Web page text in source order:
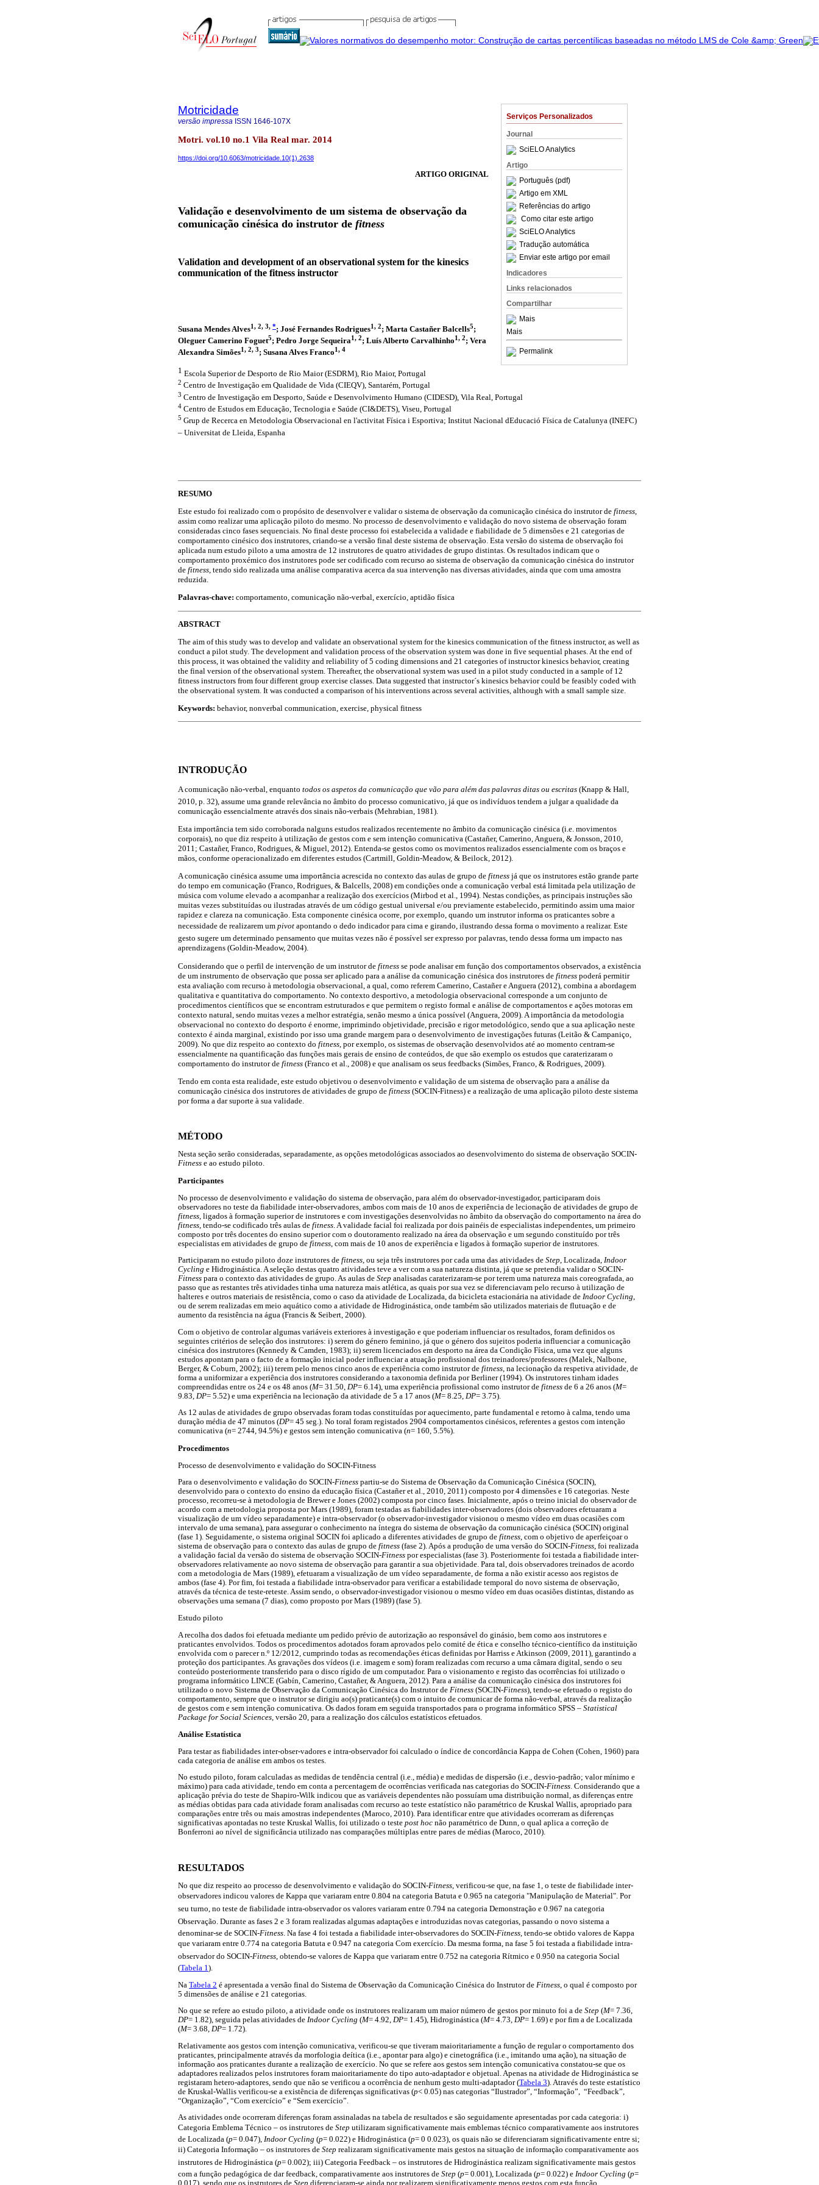
Serviços Personalizados
Journal
SciELO Analytics
Artigo
Português (pdf)
Artigo em XML
Referências do artigo
Como citar este artigo
SciELO Analytics
Tradução automática
Enviar este artigo por email
Indicadores
Links relacionados
Compartilhar
Mais
Mais
Permalink
Motricidade
versão impressa ISSN 1646-107X
Motri. vol.10 no.1 Vila Real mar. 2014
https://doi.org/10.6063/motricidade.10(1).2638
ARTIGO ORIGINAL
Validação e desenvolvimento de um sistema de observação da
comunicação cinésica do instrutor de fitness
Validation and development of an observational system for the kinesics
communication of the fitness instructor
Susana Mendes Alves1, 2, 3, *; José Fernandes Rodrigues1, 2; Marta Castañer Balcells5;
Oleguer Camerino Foguet5; Pedro Jorge Sequeira1, 2; Luís Alberto Carvalhinho1, 2; Vera
Alexandra Simões1, 2, 3; Susana Alves Franco1, 4
1 Escola Superior de Desporto de Rio Maior (ESDRM), Rio Maior, Portugal
2 Centro de Investigação em Qualidade de Vida (CIEQV), Santarém, Portugal
3 Centro de Investigação em Desporto, Saúde e Desenvolvimento Humano (CIDESD), Vila Real, Portugal
4 Centro de Estudos em Educação, Tecnologia e Saúde (CI&DETS), Viseu, Portugal
5 Grup de Recerca en Metodologia Observacional en l'activitat Física i Esportiva; Institut Nacional dEducació Física de Catalunya (INEFC)
– Universitat de Lleida, Espanha
RESUMO
Este estudo foi realizado com o propósito de desenvolver e validar o sistema de observação da comunicação cinésica do instrutor de fitness,
assim como realizar uma aplicação piloto do mesmo. No processo de desenvolvimento e validação do novo sistema de observação foram
consideradas cinco fases sequenciais. No final deste processo foi estabelecida a validade e fiabilidade de 5 dimensões e 21 categorias de
comportamento cinésico dos instrutores, criando-se a versão final deste sistema de observação. Esta versão do sistema de observação foi
aplicada num estudo piloto a uma amostra de 12 instrutores de quatro atividades de grupo distintas. Os resultados indicam que o
comportamento proxémico dos instrutores pode ser codificado com recurso ao sistema de observação da comunicação cinésica do instrutor
de fitness, tendo sido realizada uma análise comparativa acerca da sua intervenção nas diversas atividades, ainda que com uma amostra
reduzida.
Palavras-chave: comportamento, comunicação não-verbal, exercício, aptidão física
ABSTRACT
The aim of this study was to develop and validate an observational system for the kinesics communication of the fitness instructor, as well as
conduct a pilot study. The development and validation process of the observation system was done in five sequential phases. At the end of
this process, it was obtained the validity and reliability of 5 coding dimensions and 21 categories of instructor kinesics behavior, creating
the final version of the observational system. Thereafter, the observational system was used in a pilot study conducted in a sample of 12
fitness instructors from four different group exercise classes. Data suggested that instructor´s kinesics behavior could be feasibly coded with
the observational system. It was conducted a comparison of his interventions across several activities, although with a small sample size.
Keywords: behavior, nonverbal communication, exercise, physical fitness
INTRODUÇÃO
A comunicação não-verbal, enquanto  todos os aspetos da comunicação que vão para além das palavras ditas ou escritas  (Knapp & Hall,
2010, p. 32), assume uma grande relevância no âmbito do processo comunicativo, já que os indivíduos tendem a julgar a qualidade da
comunicação essencialmente através dos sinais não-verbais (Mehrabian, 1981).
Esta importância tem sido corroborada nalguns estudos realizados recentemente no âmbito da comunicação cinésica (i.e. movimentos
corporais), no que diz respeito à utilização de gestos com e sem intenção comunicativa (Castañer, Camerino, Anguera, & Jonsson, 2010,
2011; Castañer, Franco, Rodrigues, & Miguel, 2012). Entenda-se gestos como os movimentos realizados essencialmente com os braços e
mãos, conforme operacionalizado em diferentes estudos (Cartmill, Goldin-Meadow, & Beilock, 2012).
A comunicação cinésica assume uma importância acrescida no contexto das aulas de grupo de fitness já que os instrutores estão grande parte
do tempo em comunicação (Franco, Rodrigues, & Balcells, 2008) em condições onde a comunicação verbal está limitada pela utilização de
música com volume elevado a acompanhar a realização dos exercícios (Mirbod et al., 1994). Nestas condições, as principais instruções são
muitas vezes substituídas ou ilustradas através de um código gestual universal e/ou previamente estabelecido, permitindo assim uma maior
rapidez e clareza na comunicação. Esta componente cinésica ocorre, por exemplo, quando um instrutor informa os praticantes sobre a
necessidade de realizarem um  pivot  apontando o dedo indicador para cima e girando, ilustrando dessa forma o movimento a realizar. Este
gesto sugere um determinado pensamento que muitas vezes não é possível ser expresso por palavras, tendo dessa forma um impacto nas
aprendizagens (Goldin-Meadow, 2004).
Considerando que o perfil de intervenção de um instrutor de fitness se pode analisar em função dos comportamentos observados, a existência
de um instrumento de observação que possa ser aplicado para a análise da comunicação cinésica dos instrutores de fitness poderá permitir
esta avaliação com recurso à metodologia observacional, a qual, como referem Camerino, Castañer e Anguera (2012), combina a abordagem
qualitativa e quantitativa do comportamento. No contexto desportivo, a metodologia observacional corresponde a um conjunto de
procedimentos científicos que se encontram estruturados e que permitem o registo formal e análise de comportamentos e ações motoras em
contexto natural, sendo muitas vezes a melhor estratégia, senão mesmo a única possível (Anguera, 2009). A importância da metodologia
observacional no contexto do desporto é enorme, imprimindo objetividade, precisão e rigor metodológico, sendo que a sua aplicação neste
contexto é ainda marginal, existindo por isso uma grande margem para o desenvolvimento de investigações futuras (Leitão & Campaniço,
2009). No que diz respeito ao contexto do fitness , por exemplo, os sistemas de observação desenvolvidos até ao momento centram-se
essencialmente na quantificação das funções mais gerais de ensino de conteúdos, de que são exemplo os estudos que caraterizaram o
comportamento do instrutor de fitness (Franco et al., 2008) e que analisam os seus feedbacks (Simões, Franco, & Rodrigues, 2009).
Tendo em conta esta realidade, este estudo objetivou o desenvolvimento e validação de um sistema de observação para a análise da
comunicação cinésica dos instrutores de atividades de grupo de fitness (SOCIN-Fitness) e a realização de uma aplicação piloto deste sistema
por forma a dar suporte à sua validade.
MÉTODO
Nesta seção serão consideradas, separadamente, as opções metodológicas associados ao desenvolvimento do sistema de observação SOCIN-
Fitness e ao estudo piloto.
Participantes
No processo de desenvolvimento e validação do sistema de observação, para além do observador-investigador, participaram dois
observadores no teste da fiabilidade inter-observadores, ambos com mais de 10 anos de experiência de lecionação de atividades de grupo de
fitness , ligados à formação superior de instrutores e com investigações desenvolvidas no âmbito da observação do comportamento na área do
fitness , tendo-se codificado três aulas de fitness . A validade facial foi realizada por dois painéis de especialistas independentes, um primeiro
composto por três docentes do ensino superior com o doutoramento realizado na área da observação e um segundo constituído por três
especialistas em atividades de grupo de fitness , com mais de 10 anos de experiência e ligados à formação superior de instrutores.
Participaram no estudo piloto doze instrutores de fitness, ou seja três instrutores por cada uma das atividades de Step, Localizada, Indoor
Cycling e Hidroginástica. A seleção destas quatro atividades teve a ver com a sua natureza distinta, já que se pretendia validar o SOCIN-
Fitness para o contexto das atividades de grupo. As aulas de Step analisadas caraterizaram-se por terem uma natureza mais coreografada, ao
passo que as restantes três atividades tinha uma natureza mais atlética, as quais por sua vez se diferenciavam pelo recurso à utilização de
halteres e outros materiais de resistência, como o caso da atividade de Localizada, da bicicleta estacionária na atividade de Indoor Cycling,
ou de serem realizadas em meio aquático como a atividade de Hidroginástica, onde também são utilizados materiais de flutuação e de
aumento da resistência na água (Francis & Seibert, 2000).
Com o objetivo de controlar algumas variáveis exteriores à investigação e que poderiam influenciar os resultados, foram definidos os
seguintes critérios de seleção dos instrutores: i) serem do género feminino, já que o género dos sujeitos poderia influenciar a comunicação
cinésica dos instrutores (Kennedy & Camden, 1983); ii) serem licenciados em desporto na área da Condição Física, uma vez que alguns
estudos apontam para o facto de a formação inicial poder influenciar a atuação profissional dos treinadores/professores (Malek, Nalbone,
Berger, & Coburn, 2002); iii) terem pelo menos cinco anos de experiência como instrutor de fitness, na lecionação da respetiva atividade, de
forma a uniformizar a experiência dos instrutores considerando a taxonomia definida por Berliner (1994). Os instrutores tinham idades
compreendidas entre os 24 e os 48 anos (M= 31.50, DP= 6.14), uma experiência profissional como instrutor de fitness de 6 a 26 anos (M=
9.83, DP= 5.52) e uma experiência na lecionação da atividade de 5 a 17 anos (M= 8.25, DP= 3.75).
As 12 aulas de atividades de grupo observadas foram todas constituídas por aquecimento, parte fundamental e retorno à calma, tendo uma
duração média de 47 minutos (DP= 45 seg.). No toral foram registados 2904 comportamentos cinésicos, referentes a gestos com intenção
comunicativa (n= 2744, 94.5%) e gestos sem intenção comunicativa (n= 160, 5.5%).
Procedimentos
Processo de desenvolvimento e validação do SOCIN-Fitness
Para o desenvolvimento e validação do SOCIN-Fitness partiu-se do Sistema de Observação da Comunicação Cinésica (SOCIN),
desenvolvido para o contexto do ensino da educação física (Castañer et al., 2010, 2011) composto por 4 dimensões e 16 categorias. Neste
processo, recorreu-se à metodologia de Brewer e Jones (2002) composta por cinco fases. Inicialmente, após o treino inicial do observador de
acordo com a metodologia proposta por Mars (1989), foram testadas as fiabilidades inter-observadores (dois observadores efetuaram a
visualização de um vídeo separadamente) e intra-observador (o observador-investigador visionou o mesmo vídeo em duas ocasiões com
intervalo de uma semana), para assegurar o conhecimento na íntegra do sistema de observação da comunicação cinésica (SOCIN) original
(fase 1). Seguidamente, o sistema original SOCIN foi aplicado a diferentes atividades de grupo de fitness, com o objetivo de aperfeiçoar o
sistema de observação para o contexto das aulas de grupo de fitness (fase 2). Após a produção de uma versão do SOCIN-Fitness, foi realizada
a validação facial da versão do sistema de observação SOCIN-Fitness por especialistas (fase 3). Posteriormente foi testada a fiabilidade inter-
observadores relativamente ao novo sistema de observação para garantir a sua objetividade. Para tal, dois observadores treinados de acordo
com a metodologia de Mars (1989), efetuaram a visualização de um vídeo separadamente, de forma a não existir acesso aos registos de
ambos (fase 4). Por fim, foi testada a fiabilidade intra-observador para verificar a estabilidade temporal do novo sistema de observação,
através da técnica de teste-reteste. Assim sendo, o observador-investigador visionou o mesmo vídeo em duas ocasiões distintas, distando as
observações uma semana (7 dias), como proposto por Mars (1989) (fase 5).
Estudo piloto
A recolha dos dados foi efetuada mediante um pedido prévio de autorização ao responsável do ginásio, bem como aos instrutores e
praticantes envolvidos. Todos os procedimentos adotados foram aprovados pelo comité de ética e conselho técnico-científico da instituição
envolvida com o parecer n.º 12/2012, cumprindo todas as recomendações éticas definidas por Harriss e Atkinson (2009, 2011), garantindo a
proteção dos participantes. As gravações dos vídeos (i.e. imagem e som) foram realizadas com recurso a uma câmara digital, sendo o seu
conteúdo posteriormente transferido para o disco rígido de um computador. Para o visionamento e registo das ocorrências foi utilizado o
programa informático LINCE (Gabín, Camerino, Castañer, & Anguera, 2012). Para a análise da comunicação cinésica dos instrutores foi
utilizado o novo Sistema de Observação da Comunicação Cinésica do Instrutor de Fitness (SOCIN-Fitness), tendo-se efetuado o registo do
comportamento, sempre que o instrutor se dirigiu ao(s) praticante(s) com o intuito de comunicar de forma não-verbal, através da realização
de gestos com e sem intenção comunicativa. Os dados foram em seguida transportados para o programa informático SPSS – Statistical
Package for Social Sciences , versão 20, para a realização dos cálculos estatísticos efetuados.
Análise Estatística
Para testar as fiabilidades inter-obser-vadores e intra-observador foi calculado o índice de concordância Kappa de Cohen (Cohen, 1960) para
cada categoria de análise em ambos os testes.
No estudo piloto, foram calculadas as medidas de tendência central (i.e., média) e medidas de dispersão (i.e., desvio-padrão; valor mínimo e
máximo) para cada atividade, tendo em conta a percentagem de ocorrências verificada nas categorias do SOCIN-Fitness. Considerando que a
aplicação prévia do teste de Shapiro-Wilk indicou que as variáveis dependentes não possuíam uma distribuição normal, as diferenças entre
as médias obtidas para cada atividade foram analisadas com recurso ao teste estatístico não paramétrico de Kruskal Wallis, apropriado para
comparações entre três ou mais amostras independentes (Maroco, 2010). Para identificar entre que atividades ocorreram as diferenças
significativas apontadas no teste Kruskal Wallis, foi utilizado o teste post hoc não paramétrico de Dunn, o qual aplica a correção de
Bonferroni ao nível de significância utilizado nas comparações múltiplas entre pares de médias (Maroco, 2010).
RESULTADOS
No que diz respeito ao processo de desenvolvimento e validação do SOCIN-Fitness, verificou-se que, na fase 1, o teste de fiabilidade inter-
observadores indicou valores de Kappa que variaram entre 0.804 na categoria Batuta e 0.965 na categoria "Manipulação de Material". Por
seu turno, no teste de fiabilidade intra-observador os valores variaram entre 0.794 na categoria Demonstração e 0.967 na categoria
Observação. Durante as fases 2 e 3 foram realizadas algumas adaptações e introduzidas novas categorias, passando o novo sistema a
denominar-se de SOCIN-Fitness. Na fase 4 foi testada a fiabilidade inter-observadores do SOCIN-Fitness, tendo-se obtido valores de Kappa
que variaram entre 0.774 na categoria Batuta e 0.947 na categoria Com exercício. Da mesma forma, na fase 5 foi testada a fiabilidade intra-
observador do SOCIN-Fitness, obtendo-se valores de Kappa que variaram entre 0.752 na categoria Rítmico e 0.950 na categoria Social
(Tabela 1).
Na Tabela 2 é apresentada a versão final do Sistema de Observação da Comunicação Cinésica do Instrutor de Fitness , o qual é composto por
5 dimensões de análise e 21 categorias.
No que se refere ao estudo piloto, a atividade onde os instrutores realizaram um maior número de gestos por minuto foi a de Step (M= 7.36,
DP= 1.82), seguida pelas atividades de Indoor Cycling (M= 4.92, DP= 1.45), Hidroginástica (M= 4.73, DP= 1.69) e por fim a de Localizada
(M= 3.68, DP= 1.72).
Relativamente aos gestos com intenção comunicativa, verificou-se que tiveram maioritariamente a função de regular o comportamento dos
praticantes, principalmente através da morfologia deítica (i.e., apontar para algo) e cinetográfica (i.e., imitando uma ação), na situação de
informação aos praticantes durante a realização de exercício. No que se refere aos gestos sem intenção comunicativa constatou-se que os
adaptadores realizados pelos instrutores foram maioritariamente do tipo auto-adaptador e objetual. Apenas na atividade de Hidroginástica se
registaram hetero-adaptores, sendo que não se verificou a ocorrência de nenhum gesto multi-adaptador (Tabela 3). Através do teste estatístico
de Kruskal-Wallis verificou-se a existência de diferenças significativas (p< 0.05) nas categorias “Ilustrador”, “Informação”, “Feedback”,
“Organização”, “Com exercício” e “Sem exercício”.
As atividades onde ocorreram diferenças foram assinaladas na tabela de resultados e são seguidamente apresentadas por cada categoria: i)
Categoria Emblema Técnico – os instrutores de Step utilizaram significativamente mais emblemas técnico comparativamente aos instrutores
de Localizada (p= 0.047), Indoor Cycling (p= 0.022) e Hidroginástica (p= 0 0.023), os quais não se diferenciaram significativamente entre si;
ii) Categoria Informação – os instrutores de Step realizaram significativamente mais gestos na situação de informação comparativamente aos
instrutores de Hidroginástica (p= 0.002); iii) Categoria Feedback – os instrutores de Hidroginástica realizam significativamente mais gestos
com a função pedagógica de dar feedback, comparativamente aos instrutores de Step (p= 0.001), Localizada (p= 0.022) e Indoor Cycling (p=